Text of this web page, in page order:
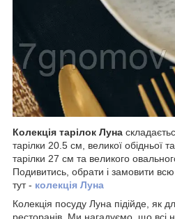
Колекція тарілок Луна
тарілки 20.5 см, великої обідньої
тарілки 27 см та великого
Подивитись, обрати і замовити
тут - колекція Луна
Колекція посуду Луна підійде, як